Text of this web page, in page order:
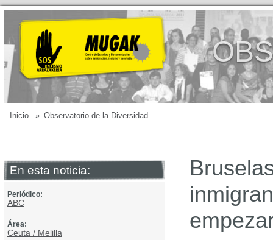
Inicio » Observatorio de la Diversidad
En esta noticia:
Periódico:
ABC
Área:
Ceuta / Melilla